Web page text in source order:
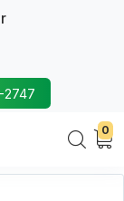
2747
0